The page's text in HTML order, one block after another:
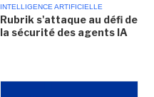
INTELLIGENCE ARTIFICIELLE
Rubrik s'attaque au défi de
la sécurité des agents IA